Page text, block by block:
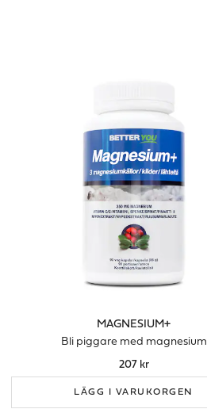
MAGNESIUM+
Bli piggare med magnesium
207 kr
LÄGG I VARUKORGEN